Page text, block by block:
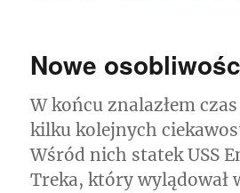
Nowe
W końcu znalazłem
kilku kolejnych
Wśród nich statek USS
Treka, który wylądował